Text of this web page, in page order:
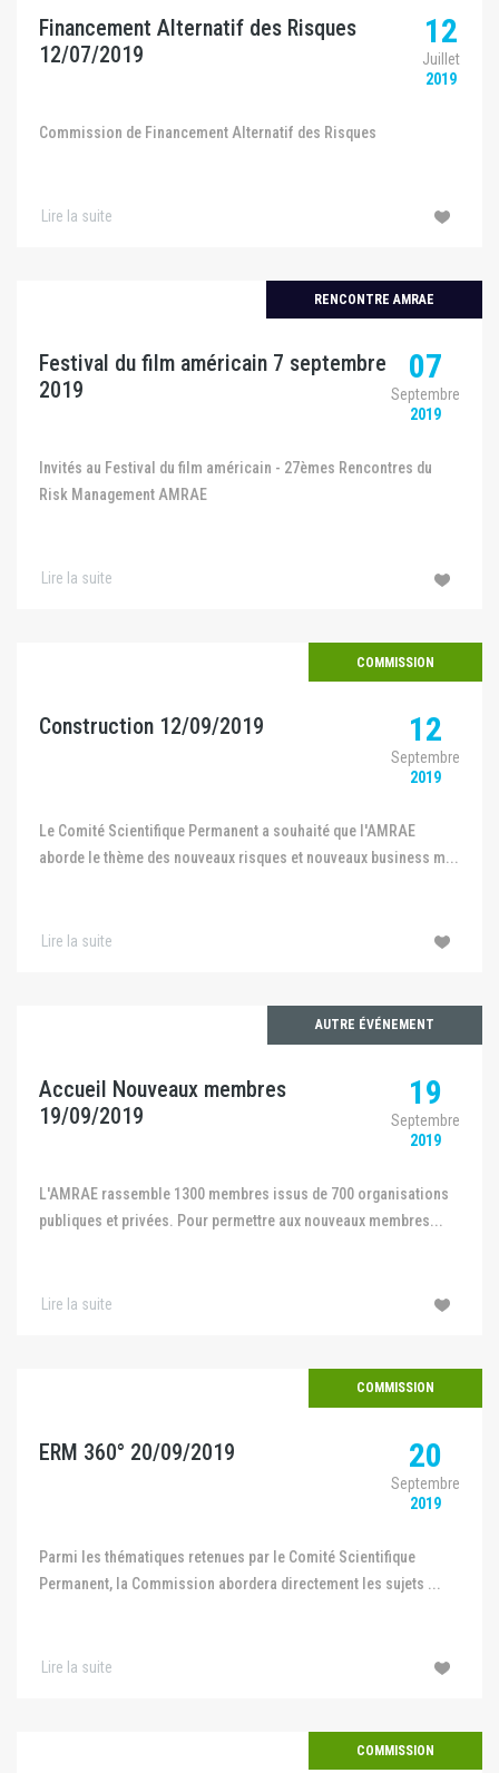
Financement Alternatif des Risques
12/07/2019
12
Juillet
2019
Commission de Financement Alternatif des Risques
Lire la suite
RENCONTRE AMRAE
Festival du film américain 7 septembre
2019
07
Septembre
2019
Risk Management AMRAE
Lire la suite
COMMISSION
Construction 12/09/2019 12
Septembre
2019
Le Comité Scientifique Permanent a souhaité que l'AMRAE
aborde le thème des nouveaux risques et nouveaux business m...
Lire la suite
AUTRE ÉVÉNEMENT
Accueil Nouveaux membres
19/09/2019
19
Septembre
2019
L'AMRAE rassemble 1300 membres issus de 700 organisations
publiques et privées. Pour permettre aux nouveaux membres...
Lire la suite
COMMISSION
ERM 360° 20/09/2019 20
Septembre
2019
Parmi les thématiques retenues par le Comité Scientifique
Permanent, la Commission abordera directement les sujets ...
Lire la suite
COMMISSION